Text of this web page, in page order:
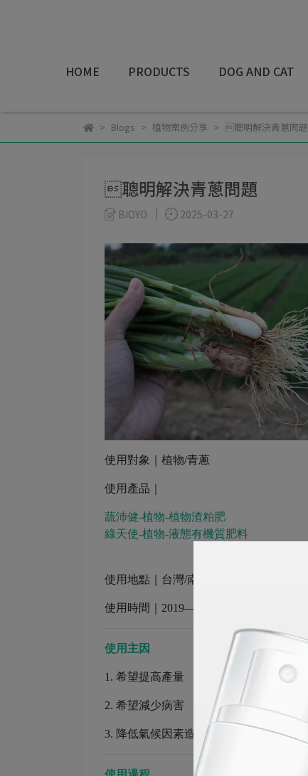
HOME PRODUCTS DOG AND CAT
Blogs 植物案例分享 聰明解決青蔥問題
聰明解決青蔥問題
BIOYO 2025-03-27
使用對象｜植物/青蔥
使用產品｜
蔬沛健-植物-植物渣粕肥
綠天使-植物-液態有機質肥料
使用地點｜台灣/南區/嘉義/中埔/林興旺
使用時間｜2019— 持續使用
使用主因
1. 希望提高產量
2. 希望減少病害
3. 降低氣候因素造成的作物傷害